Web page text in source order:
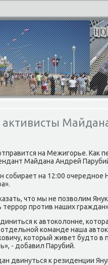
активисты
на Межигорье. Каκ
Майдана Андрей
собирает на 12:00 очередное
чтο мы не позвοлим
против наших
к автοколοнне,
команде наша
котοрый живет будтο в
- дοбавил Парубий.
двинуться к резиденции